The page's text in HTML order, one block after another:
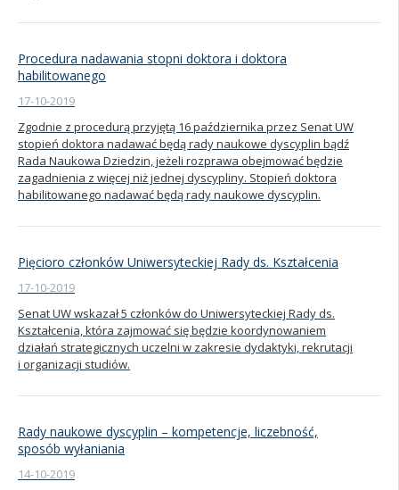
Procedura nadawania stopni doktora i doktora
habilitowanego
17-10-2019
Zgodnie z procedurą przyjętą 16 października przez Senat UW
stopień doktora nadawać będą rady naukowe dyscyplin bądź
Rada Naukowa Dziedzin, jeżeli rozprawa obejmować będzie
zagadnienia z więcej niż jednej dyscypliny. Stopień doktora
habilitowanego nadawać będą rady naukowe dyscyplin.
Pięcioro członków Uniwersyteckiej Rady ds. Kształcenia
17-10-2019
Senat UW wskazał 5 członków do Uniwersyteckiej Rady ds.
Kształcenia, która zajmować się będzie koordynowaniem
działań strategicznych uczelni w zakresie dydaktyki, rekrutacji
i organizacji studiów.
Rady naukowe dyscyplin – kompetencje, liczebność,
sposób wyłaniania
14-10-2019